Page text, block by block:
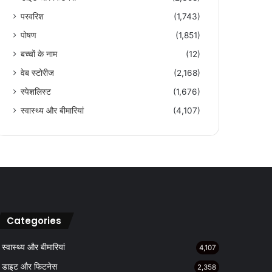
परवरिश
(1,743)
पोषण
(1,851)
बच्चों के नाम
(12)
वेब स्टोरीज
(2,168)
स्पेशलिस्ट
(1,676)
स्वास्थ्य और बीमारियां
(4,107)
Categories
स्वास्थ्य और बीमारियां 4,107
डाइट और फिटनेस 2,358